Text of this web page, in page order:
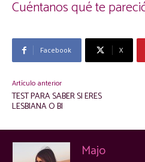
Cuéntanos qué te
Facebook X
Artículo anterior
TEST PARA SABER SI ERES
LESBIANA O BI
Majo